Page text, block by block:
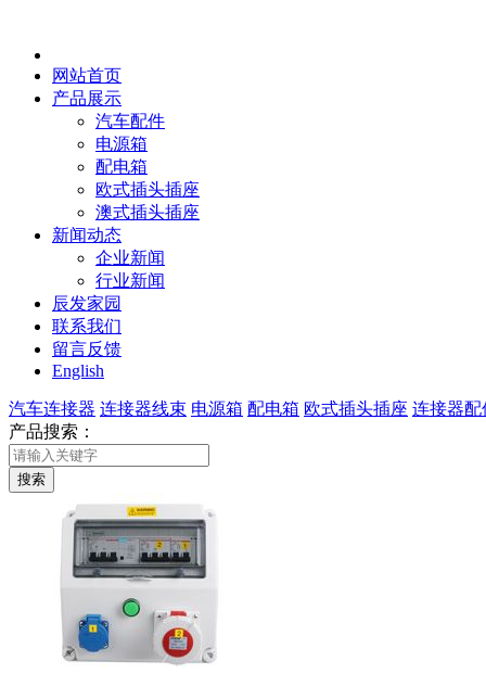
网站首页
产品展示
汽车配件
电源箱
配电箱
欧式插头插座
澳式插头插座
新闻动态
企业新闻
行业新闻
辰发家园
联系我们
留言反馈
English
汽车连接器 连接器线束 电源箱 配电箱 欧式插头插座 连接器配
产品搜索：